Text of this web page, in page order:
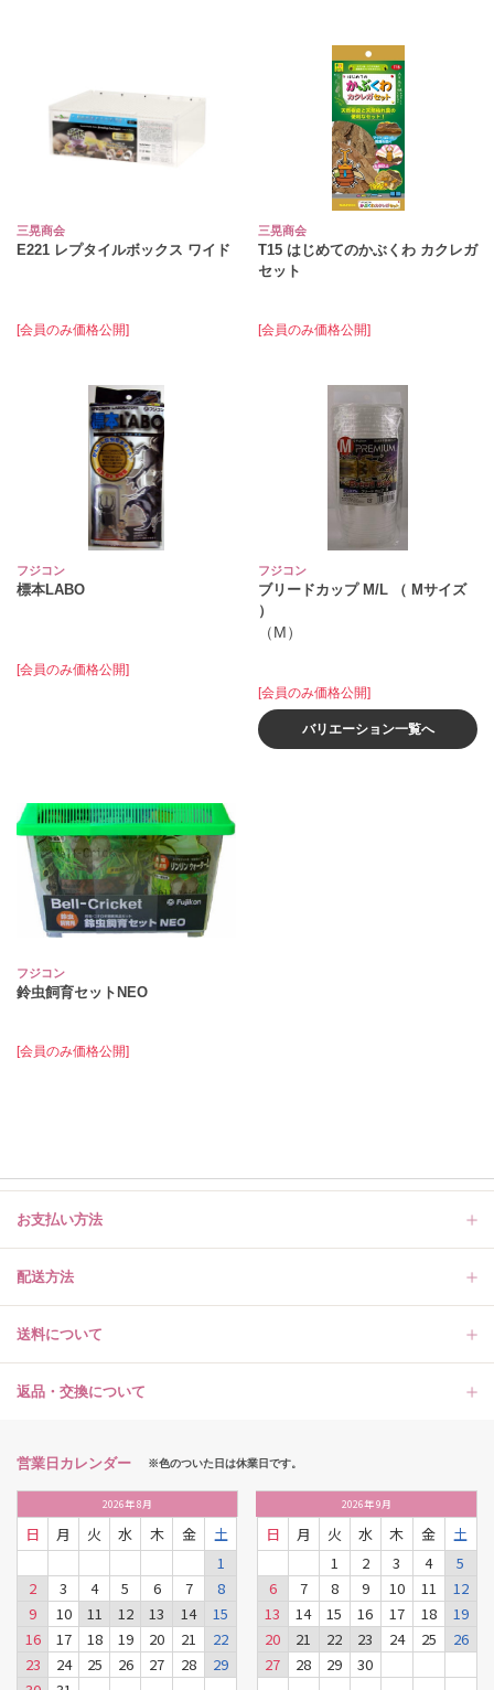
三晃商会
E221 レプタイルボックス ワイド
[会員のみ価格公開]
三晃商会
T15 はじめてのかぶくわ カクレガ
セット
[会員のみ価格公開]
フジコン
標本LABO
[会員のみ価格公開]
フジコン
ブリードカップ M/L （ Mサイズ
）
（M）
[会員のみ価格公開]
バリエーション一覧へ
フジコン
鈴虫飼育セットNEO
[会員のみ価格公開]
お支払い方法
配送方法
送料について
返品・交換について
営業日カレンダー ※色のついた日は休業日です。
2026年8月
日 月 火 水 木 金
土
1
2
3 4 5 6 7
8
9
10 11 12 13 14
15
16
17 18 19 20 21
22
23
24 25 26 27 28
29
2026年9月
日 月 火 水 木 金
土
1
2 3 4
5
6
7 8 9 10 11
12
13
14 15 16 17 18
19
20
21 22 23 24 25
26
27
28 29 30